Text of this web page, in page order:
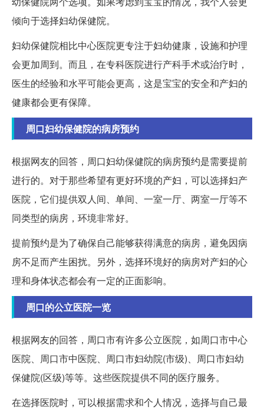
倾向于选择妇幼保健院。
妇幼保健院相比中心医院更专注于妇幼健康，设施和护理
会更加周到。而且，在专科医院进行产科手术或治疗时，
医生的经验和水平可能会更高，这是宝宝的安全和产妇的
健康都会更有保障。
周口妇幼保健院的病房预约
根据网友的回答，周口妇幼保健院的病房预约是需要提前
进行的。对于那些希望有更好环境的产妇，可以选择妇产
医院，它们提供双人间、单间、一室一厅、两室一厅等不
同类型的病房，环境非常好。
提前预约是为了确保自己能够获得满意的病房，避免因病
房不足而产生困扰。另外，选择环境好的病房对产妇的心
理和身体状态都会有一定的正面影响。
周口的公立医院一览
根据网友的回答，周口市有许多公立医院，如周口市中心
医院、周口市中医院、周口市妇幼院(市级)、周口市妇幼
保健院(区级)等等。这些医院提供不同的医疗服务。
在选择医院时，可以根据需求和个人情况，选择与自己最